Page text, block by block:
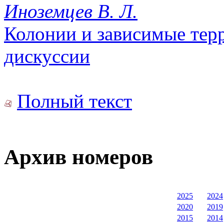
Иноземцев В. Л.
Колонии и зависимые
дискуссии
Полный текст
Архив номеров
2025
2024
2020
2019
2015
2014